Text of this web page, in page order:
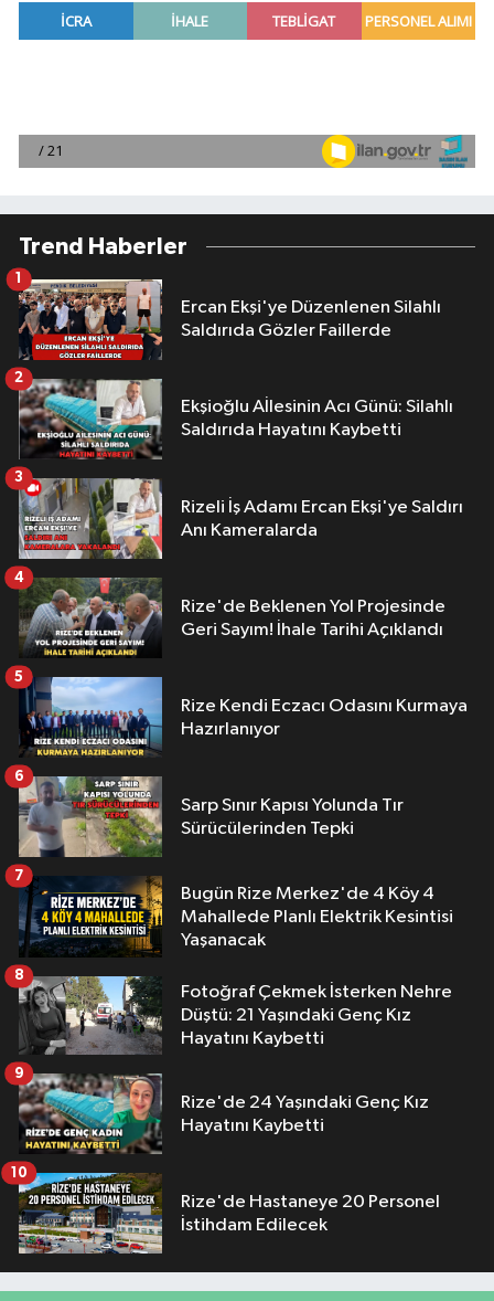
Trend Haberler
Ercan Ekşi'ye Düzenlenen Silahlı
Saldırıda Gözler Faillerde
1
Ekşioğlu Aİlesinin Acı Günü: Silahlı
Saldırıda Hayatını Kaybetti
2
Rizeli İş Adamı Ercan Ekşi'ye Saldırı
Anı Kameralarda
3
Rize'de Beklenen Yol Projesinde
Geri Sayım! İhale Tarihi Açıklandı
4
Rize Kendi Eczacı Odasını Kurmaya
Hazırlanıyor
5
Sarp Sınır Kapısı Yolunda Tır
Sürücülerinden Tepki
6
Bugün Rize Merkez'de 4 Köy 4
Mahallede Planlı Elektrik Kesintisi
Yaşanacak
7
Fotoğraf Çekmek İsterken Nehre
Düştü: 21 Yaşındaki Genç Kız
Hayatını Kaybetti
8
Rize'de 24 Yaşındaki Genç Kız
Hayatını Kaybetti
9
Rize'de Hastaneye 20 Personel
İstihdam Edilecek
10